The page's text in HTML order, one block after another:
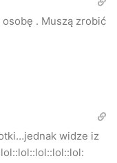
z postępowaniem
podpisane
wszystkimi
o
. Muszą zrobić
widze iz